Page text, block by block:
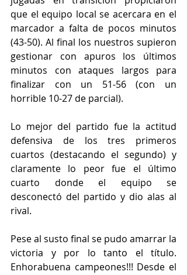
que el equipo local se acercara en el
marcador a falta de pocos minutos
(43-50). Al final los nuestros supieron
gestionar con apuros los últimos
minutos con ataques largos para
finalizar con un 51-56 (con un
horrible 10-27 de parcial).
Lo mejor del partido fue la actitud
defensiva de los tres primeros
cuartos (destacando el segundo) y
claramente lo peor fue el último
cuarto donde el equipo se
desconectó del partido y dio alas al
rival.
Pese al susto final se pudo amarrar la
victoria y por lo tanto el título.
Enhorabuena campeones!!! Desde el